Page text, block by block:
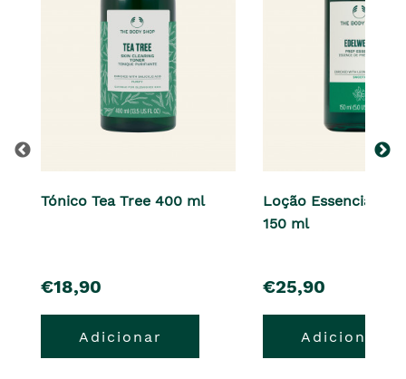
Tónico Tea Tree 400 ml
pre�o
€18,90
Adicionar
Loção Essencial
150 ml
pre�o
€25,90
Adicionar